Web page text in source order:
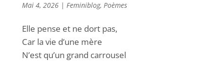
Mai 4, 2026| Feminiblog, Poèmes
Elle pense et ne dort pas,
Car la vie d’une mère
N’est qu’un grand carrousel